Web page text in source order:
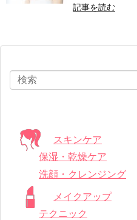
記事を読む
スキンケア
保湿・乾燥ケア
洗顔・クレンジング
メイクアップ
テクニック